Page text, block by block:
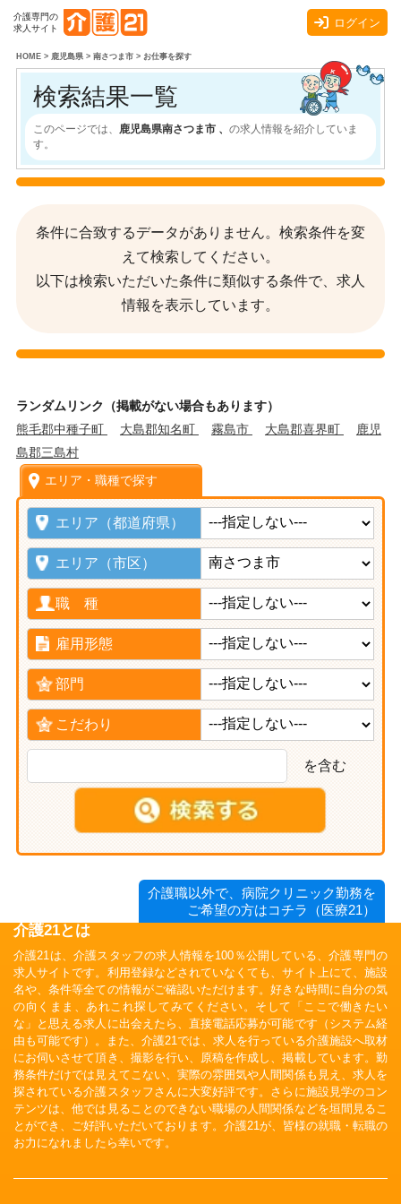
介護専門の
求人サイト
ログイン
HOME> 鹿児島県> 南さつま市> お仕事を探す
検索結果一覧
このページでは、 鹿児島県南さつま市 、 の求人情報を紹介していま
す。
条件に合致するデータがありません。検索条件を変
えて検索してください。
以下は検索いただいた条件に類似する条件で、求人
情報を表示しています。
ランダムリンク（掲載がない場合もあります）
熊毛郡中種子町
大島郡知名町 霧島市 大島郡喜界町
鹿児
島郡三島村
エリア・職種で探す
エリア（都道府県）
エリア（市区）
職 種
雇用形態
部門
こだわり
を含む
介護職以外で、病院クリニック勤務を
ご希望の方はコチラ（医療21）
介護21とは
介護21は、介護スタッフの求人情報を100％公開している、介護専門の
求人サイトです。利用登録などされていなくても、サイト上にて、施設
名や、条件等全ての情報がご確認いただけます。好きな時間に自分の気
の向くまま、あれこれ探してみてください。そして「ここで働きたい
な」と思える求人に出会えたら、直接電話応募が可能です（システム経
由も可能です）。また、介護21では、求人を行っている介護施設へ取材
にお伺いさせて頂き、撮影を行い、原稿を作成し、掲載しています。勤
務条件だけでは見えてこない、実際の雰囲気や人間関係も見え、求人を
探されている介護スタッフさんに大変好評です。さらに施設見学のコン
テンツは、他では見ることのできない職場の人間関係などを垣間見るこ
とができ、ご好評いただいております。介護21が、皆様の就職・転職の
お力になれましたら幸いです。